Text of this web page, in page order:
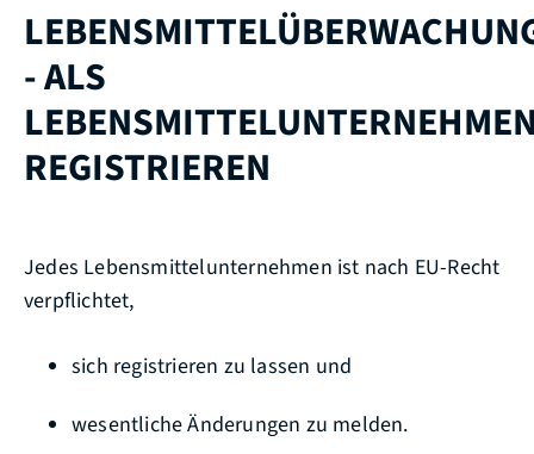
- ALS
REGISTRIEREN
Jedes Lebensmittelunternehmen ist nach EU-Recht
verpflichtet,
sich registrieren zu lassen und
wesentliche Änderungen zu melden.